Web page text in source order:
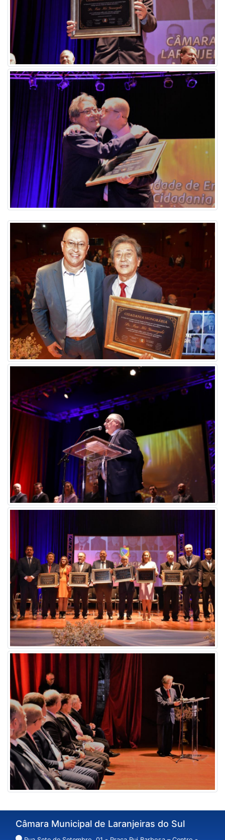
Câmara Municipal de Laranjeiras do Sul